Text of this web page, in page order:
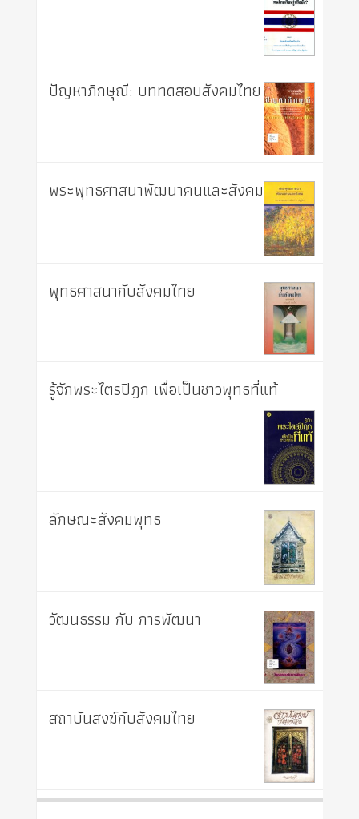
ปัญหาภิกษุณี: บททดสอบสังคมไทย
พระพุทธศาสนาพัฒนาคนและสังคม
พุทธศาสนากับสังคมไทย
รู้จักพระไตรปิฎก เพื่อเป็นชาวพุทธที่แท้
ลักษณะสังคมพุทธ
วัฒนธรรม กับ การพัฒนา
สถาบันสงฆ์กับสังคมไทย